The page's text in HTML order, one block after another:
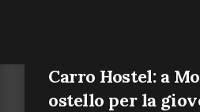
Carro Hostel: a
ostello per la